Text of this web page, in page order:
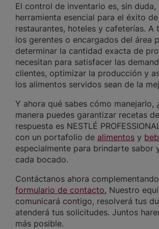
El control de inventario es, sin duda,
herramienta esencial para el éxito
restaurantes, hoteles y cafeterías. A
los gerentes o encargados del área
determinar la cantidad exacta de
necesitan para satisfacer las
clientes, optimizar la producción y
los alimentos servidos sean de la
Y ahora qué sabes cómo manejarlo,
manera puedes garantizar recetas
respuesta es NESTLÉ
con un portafolio de alimentos y
especialmente para brindarte sabor
cada bocado.
Contáctanos ahora
formulario de contacto. Nuestro
comunicará contigo, resolverá tus
atenderá tus solicitudes. Juntos
más posible.